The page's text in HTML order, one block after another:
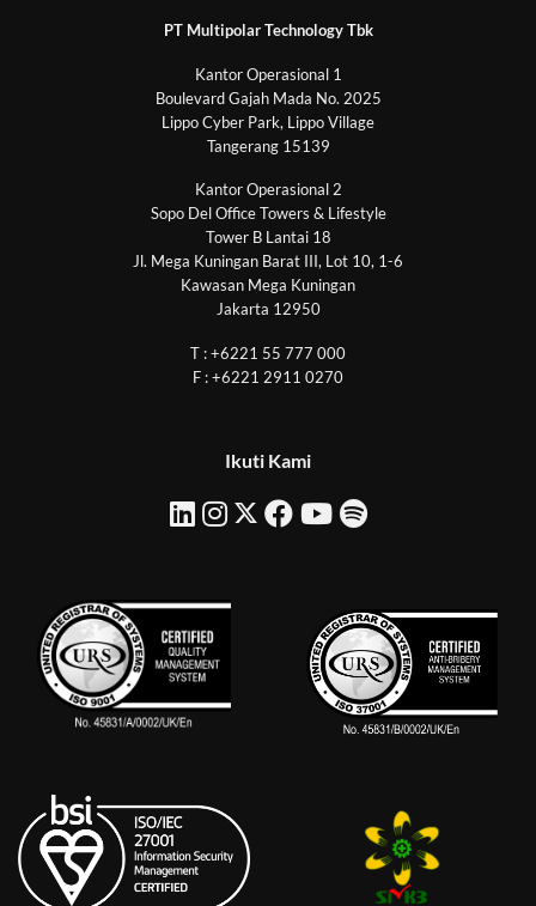
PT Multipolar Technology Tbk
Kantor Operasional 1
Boulevard Gajah Mada No. 2025
Lippo Cyber Park, Lippo Village
Tangerang 15139
Kantor Operasional 2
Sopo Del Office Towers & Lifestyle
Tower B Lantai 18
Jl. Mega Kuningan Barat III, Lot 10, 1-6
Kawasan Mega Kuningan
Jakarta 12950
T : +6221 55 777 000
F : +6221 2911 0270
Ikuti Kami